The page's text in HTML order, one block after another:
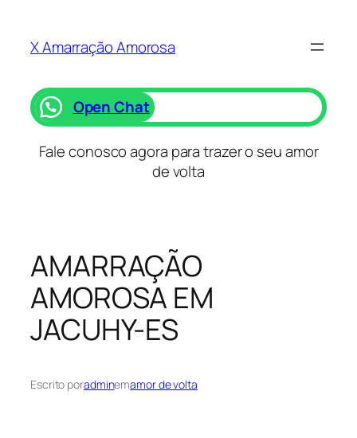
X Amarração Amorosa
Open Chat
Fale conosco agora para trazer o seu amor
de volta
AMARRAÇÃO
AMOROSA EM
JACUHY-ES
Escrito poradminemamor de volta